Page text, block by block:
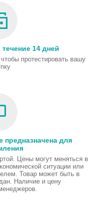
14 дней
протестировать вашу
предназначена для
Цены могут меняться в
ситуации или
Товар может быть в
Наличие и цену